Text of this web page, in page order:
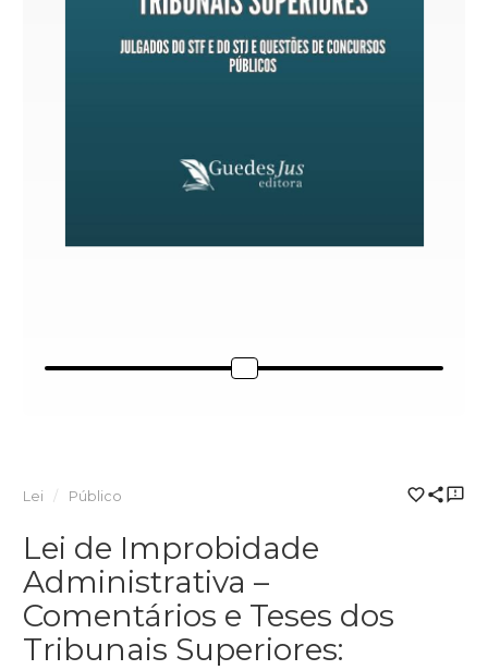
Lei Público
Lei de Improbidade
Administrativa –
Comentários e Teses dos
Tribunais Superiores: